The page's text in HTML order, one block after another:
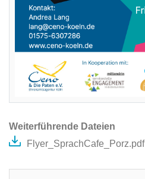
Weiterführende Dateien